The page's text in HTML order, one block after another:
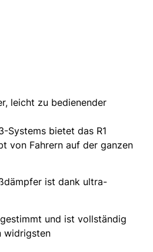
leicht zu bedienender
Systems bietet das R1
von Fahrern auf der ganzen
ist dank ultra-
und ist vollständig
widrigsten